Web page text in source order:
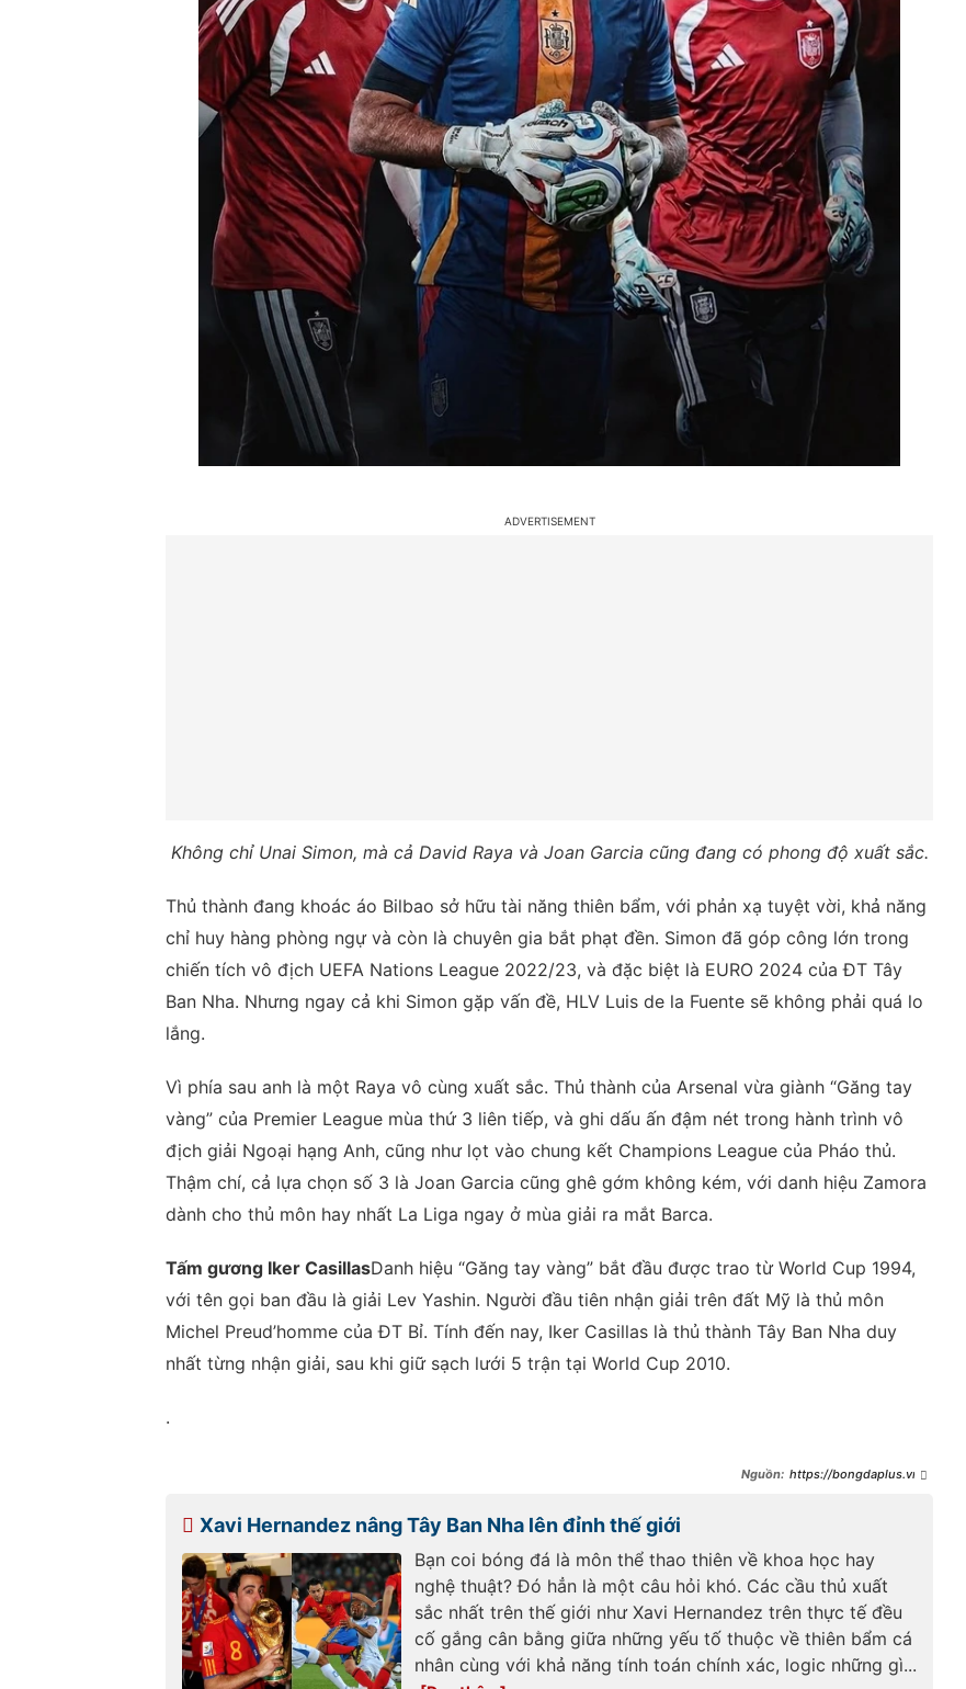
Không chỉ Unai Simon, mà cả David Raya và Joan Garcia cũng đang có phong độ xuất sắc.
Thủ thành đang khoác áo Bilbao sở hữu tài năng thiên bẩm, với phản xạ tuyệt vời, khả năng
chỉ huy hàng phòng ngự và còn là chuyên gia bắt phạt đền. Simon đã góp công lớn trong
chiến tích vô địch UEFA Nations League 2022/23, và đặc biệt là EURO 2024 của ĐT Tây
Ban Nha. Nhưng ngay cả khi Simon gặp vấn đề, HLV Luis de la Fuente sẽ không phải quá lo
lắng.
Vì phía sau anh là một Raya vô cùng xuất sắc. Thủ thành của Arsenal vừa giành “Găng tay
vàng” của Premier League mùa thứ 3 liên tiếp, và ghi dấu ấn đậm nét trong hành trình vô
địch giải Ngoại hạng Anh, cũng như lọt vào chung kết Champions League của Pháo thủ.
Thậm chí, cả lựa chọn số 3 là Joan Garcia cũng ghê gớm không kém, với danh hiệu Zamora
dành cho thủ môn hay nhất La Liga ngay ở mùa giải ra mắt Barca.
Tấm gương Iker CasillasDanh hiệu “Găng tay vàng” bắt đầu được trao từ World Cup 1994,
với tên gọi ban đầu là giải Lev Yashin. Người đầu tiên nhận giải trên đất Mỹ là thủ môn
Michel Preud’homme của ĐT Bỉ. Tính đến nay, Iker Casillas là thủ thành Tây Ban Nha duy
nhất từng nhận giải, sau khi giữ sạch lưới 5 trận tại World Cup 2010.
.
https://bongdaplus.vn/
Xavi Hernandez nâng Tây Ban Nha lên đỉnh thế giới
Bạn coi bóng đá là môn thể thao thiên về khoa học hay
nghệ thuật? Đó hẳn là một câu hỏi khó. Các cầu thủ xuất
sắc nhất trên thế giới như Xavi Hernandez trên thực tế đều
cố gắng cân bằng giữa những yếu tố thuộc về thiên bẩm cá
nhân cùng với khả năng tính toán chính xác, logic những gì...